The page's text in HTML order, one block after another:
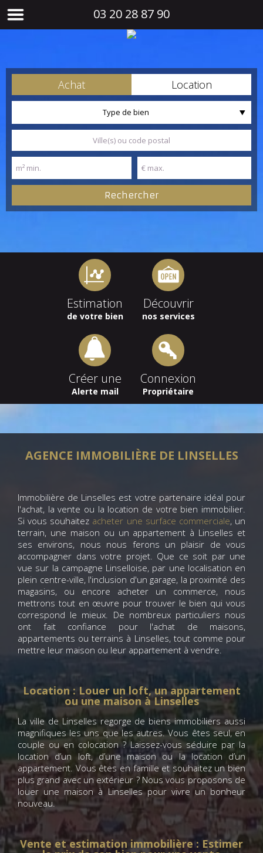
03 20 28 87 90
Achat Location
Type de bien
Estimation
de votre bien
Découvrir
nos services
Créer une
Alerte mail
Connexion
Propriétaire
AGENCE IMMOBILIÈRE DE LINSELLES
Immobilière de Linselles est votre partenaire idéal pour
l'achat, la vente ou la location de votre bien immobilier.
Si vous souhaitez acheter une surface commerciale, un
terrain, une maison ou un appartement à Linselles et
ses environs, nous nous ferons un plaisir de vous
accompagner dans votre projet. Que ce soit par une
vue sur la campagne Linselloise, par une localisation en
plein centre-ville, l'inclusion d'un garage, la proximité des
magasins, ou encore acheter un commerce, nous
mettrons tout en œuvre pour trouver le bien qui vous
correspond le mieux. De nombreux particuliers nous
ont fait confiance pour l'achat de maisons,
appartements ou terrains à Linselles, tout comme pour
mettre leur maison ou leur appartement à vendre.
Location : Louer un loft, un appartement
ou une maison à Linselles
La ville de Linselles regorge de biens immobiliers aussi
magnifiques les uns que les autres. Vous êtes seul, en
couple ou en colocation ? Laissez-vous séduire par la
location d’un loft, d’une maison ou la location d’un
appartement. Vous êtes en famille et souhaitez un bien
plus grand avec un extérieur ? Nous vous proposons de
louer une maison à Linselles pour vivre un bonheur
nouveau.
Vente et estimation immobilière : Estimer